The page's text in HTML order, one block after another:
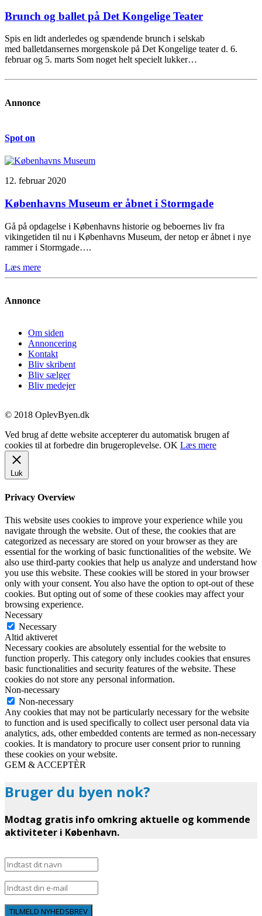
Brunch og ballet på Det Kongelige Teater
Spis en lidt anderledes og spændende brunch i selskab
med balletdansernes morgenskole på Det Kongelige teater d. 6.
februar og 5. marts Som noget helt specielt lukker…
Annonce
Spot on
12. februar 2020
Københavns Museum er åbnet i Stormgade
Gå på opdagelse i Københavns historie og beboernes liv fra
vikingetiden til nu i Københavns Museum, der netop er åbnet i nye
rammer i Stormgade….
Læs mere
Annonce
Om siden
Annoncering
Kontakt
Bliv skribent
Bliv sælger
Bliv medejer
© 2018 OplevByen.dk
Ved brug af dette website accepterer du automatisk brugen af
cookies til at forbedre din brugeroplevelse. OK Læs mere
Luk
Privacy Overview
This website uses cookies to improve your experience while you
navigate through the website. Out of these, the cookies that are
categorized as necessary are stored on your browser as they are
essential for the working of basic functionalities of the website. We
also use third-party cookies that help us analyze and understand how
you use this website. These cookies will be stored in your browser
only with your consent. You also have the option to opt-out of these
cookies. But opting out of some of these cookies may affect your
browsing experience.
Necessary
Necessary
Altid aktiveret
Necessary cookies are absolutely essential for the website to
function properly. This category only includes cookies that ensures
basic functionalities and security features of the website. These
cookies do not store any personal information.
Non-necessary
Non-necessary
Any cookies that may not be particularly necessary for the website
to function and is used specifically to collect user personal data via
analytics, ads, other embedded contents are termed as non-necessary
cookies. It is mandatory to procure user consent prior to running
these cookies on your website.
GEM & ACCEPTÈR
Bruger du byen nok?
Modtag gratis info omkring aktuelle og kommende
aktiviteter i København.
TILMELD NYHEDSBREV